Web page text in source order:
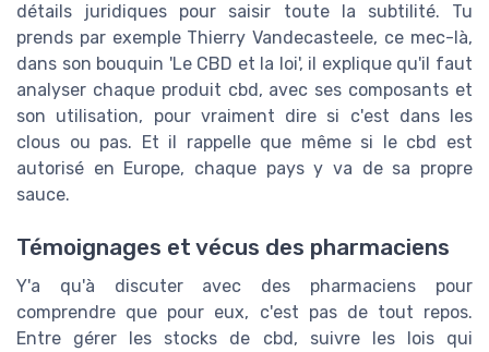
détails juridiques pour saisir toute la subtilité. Tu
prends par exemple Thierry Vandecasteele, ce mec-là,
dans son bouquin 'Le CBD et la loi', il explique qu'il faut
analyser chaque produit cbd, avec ses composants et
son utilisation, pour vraiment dire si c'est dans les
clous ou pas. Et il rappelle que même si le cbd est
autorisé en Europe, chaque pays y va de sa propre
sauce.
Témoignages et vécus des pharmaciens
Y'a qu'à discuter avec des pharmaciens pour
comprendre que pour eux, c'est pas de tout repos.
Entre gérer les stocks de cbd, suivre les lois qui